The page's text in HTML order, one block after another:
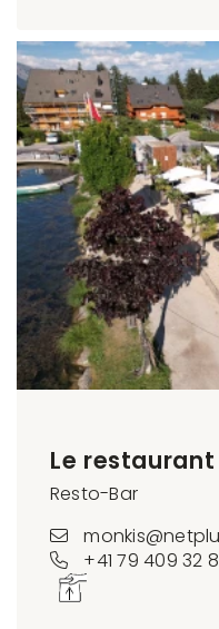
Le
Resto-Bar
+41 79 409 32